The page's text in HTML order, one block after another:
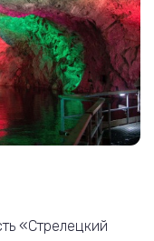
«Стрелецкий